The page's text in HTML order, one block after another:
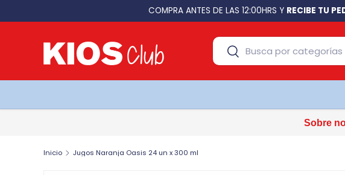
Ir al contenido
RETIRO
Buscar
Buscar
Sobre
Inicio Jugos Naranja Oasis 24 un x 300 ml